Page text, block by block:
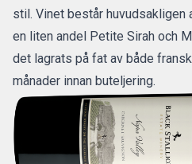
stil. Vinet består huvudsakligen
en liten andel Petite Sirah och
det lagrats på fat av både
månader innan buteljering.